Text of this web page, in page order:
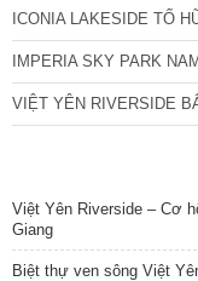
ICONIA LAKESIDE TỐ
IMPERIA SKY PARK
VIỆT YÊN RIVERSIDE
Việt Yên Riverside – Cơ
Giang
Biệt thự ven sông Việt